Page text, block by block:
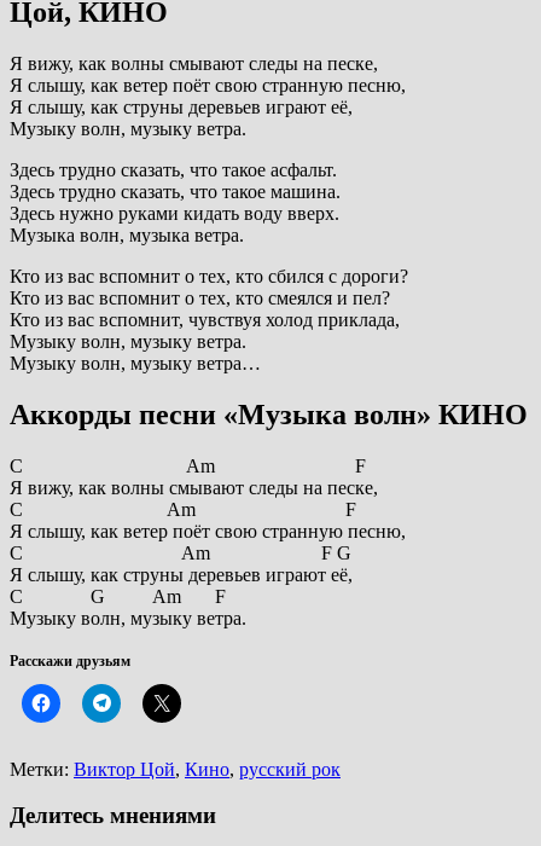
Цой, КИНО
Я вижу, как волны смывают следы на песке,
Я слышу, как ветер поёт свою странную песню,
Я слышу, как струны деревьев играют её,
Музыку волн, музыку ветра.
Здесь трудно сказать, что такое асфальт.
Здесь трудно сказать, что такое машина.
Здесь нужно руками кидать воду вверх.
Музыка волн, музыка ветра.
Кто из вас вспомнит о тех, кто сбился с дороги?
Кто из вас вспомнит о тех, кто смеялся и пел?
Кто из вас вспомнит, чувствуя холод приклада,
Музыку волн, музыку ветра.
Музыку волн, музыку ветра…
Аккорды песни «Музыка волн» КИНО
C Am F
Я вижу, как волны смывают следы на песке,
C Am F
Я слышу, как ветер поёт свою странную песню,
C Am F G
Я слышу, как струны деревьев играют её,
C G Am F
Музыку волн, музыку ветра.
Расскажи друзьям
Метки: Виктор Цой, Кино, русский рок
Делитесь мнениями